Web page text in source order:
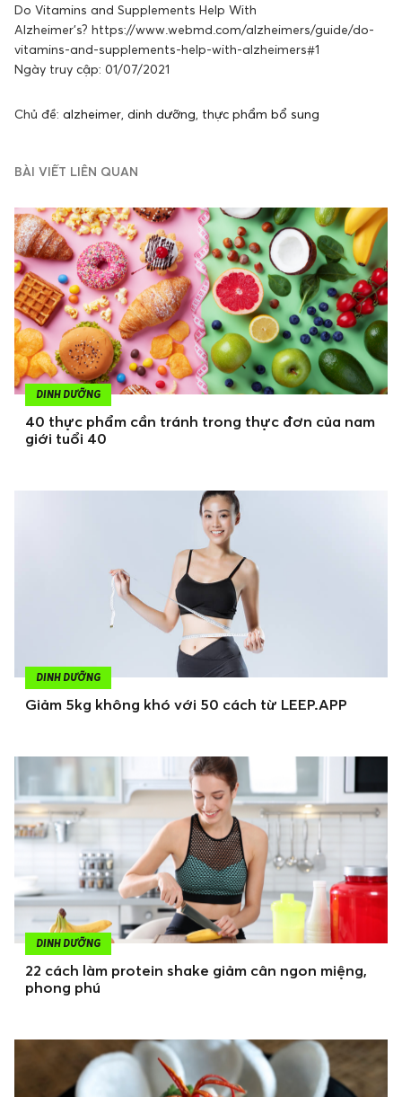
Do Vitamins and Supplements Help With
Alzheimer’s? https://www.webmd.com/alzheimers/guide/do-
vitamins-and-supplements-help-with-alzheimers#1
Ngày truy cập: 01/07/2021
Chủ đề: alzheimer dinh dưỡng thực phẩm bổ sung
BÀI VIẾT LIÊN QUAN
DINH DƯỠNG
40 thực phẩm cần tránh trong thực đơn của nam
giới tuổi 40
DINH DƯỠNG
Giảm 5kg không khó với 50 cách từ LEEP.APP
DINH DƯỠNG
22 cách làm protein shake giảm cân ngon miệng,
phong phú